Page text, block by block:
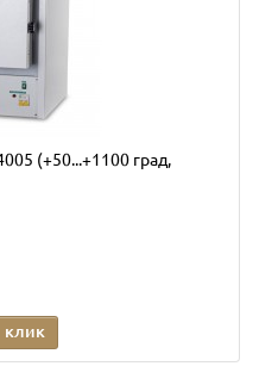
(+50...+1100 град,
клик